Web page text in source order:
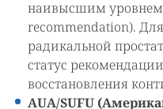
наивысшим уровнем
recommendation).
радикальной
статус
восстановления
AUA/SUFU